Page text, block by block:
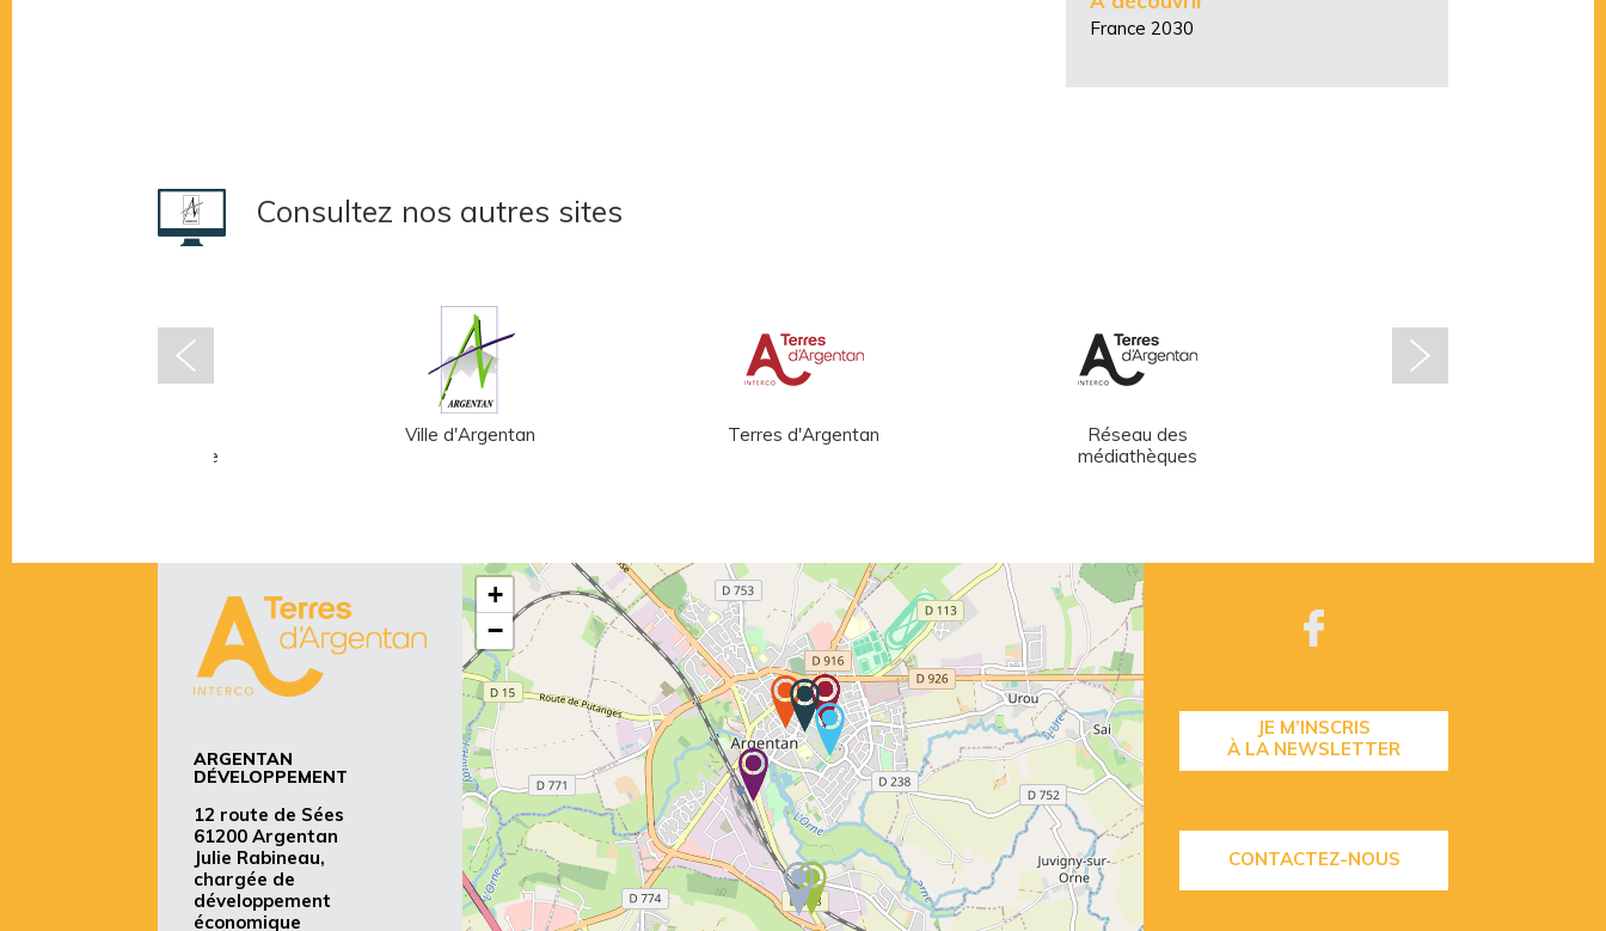
France 2030
Consultez nos autres sites
Léger - André Mare
Ville d'Argentan Terres d'Argentan
Réseau des
médiathèques
ARGENTAN
DÉVELOPPEMENT
12 route de Sées
61200 Argentan
Julie Rabineau,
chargée de
développement
économique
+
−
JE M’INSCRIS
À LA NEWSLETTER
CONTACTEZ-NOUS